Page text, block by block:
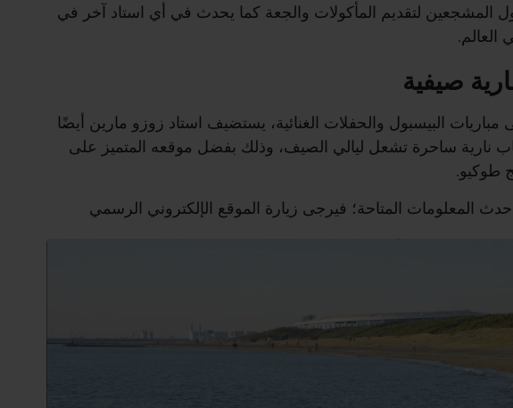
المشجعين لتقديم المأكولات والجعة كما يحدث في أي استاد آخر في
العالم.
صيفية
مباريات البيسبول والحفلات الغنائية، يستضيف استاد زوزو مارين أيضًا
نارية ساحرة تشعل ليالي الصيف، وذلك بفضل موقعه المتميز على
طوكيو.
المعلومات المتاحة؛ فيرجى زيارة الموقع الإلكتروني الرسمي